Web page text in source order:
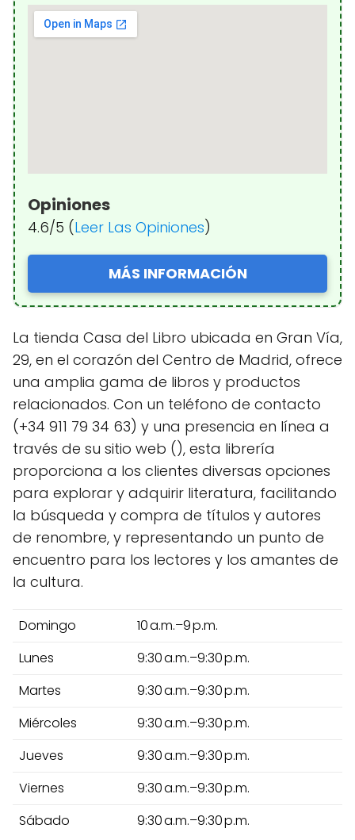
Opiniones
4.6/5 (Leer Las Opiniones)
MÁS INFORMACIÓN
La tienda Casa del Libro ubicada en Gran Vía,
29, en el corazón del Centro de Madrid, ofrece
una amplia gama de libros y productos
relacionados. Con un teléfono de contacto
(+34 911 79 34 63) y una presencia en línea a
través de su sitio web (), esta librería
proporciona a los clientes diversas opciones
para explorar y adquirir literatura, facilitando
la búsqueda y compra de títulos y autores
de renombre, y representando un punto de
encuentro para los lectores y los amantes de
la cultura.
Domingo
10 a.m.–9 p.m.
Lunes
9:30 a.m.–9:30 p.m.
Martes
9:30 a.m.–9:30 p.m.
Miércoles
9:30 a.m.–9:30 p.m.
Jueves
9:30 a.m.–9:30 p.m.
Viernes
9:30 a.m.–9:30 p.m.
Sábado
9:30 a.m.–9:30 p.m.